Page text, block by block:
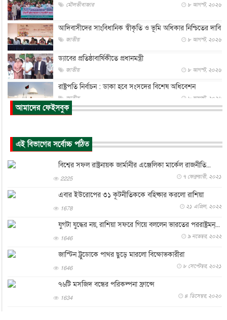
মৌলভীবাজার ৮ আগস্ট, ২০২৬
আদিবাসীদের সাংবিধানিক স্বীকৃতি ও ভূমি অধিকার নিশ্চিতের দাবি
জাতীয় ৮ আগস্ট, ২০২৬
ড্যাবের প্রতিষ্ঠাবার্ষিকীতে প্রধানমন্ত্রী
জাতীয় ৮ আগস্ট, ২০২৬
রাষ্ট্রপতি নির্বাচন : ডাকা হবে সংসদের বিশেষ অধিবেশন
জাতীয় ৮ আগস্ট, ২০২৬
প্রধানমন্ত্রীর সঙ্গে সাক্ষাতে খুদে শিল্পী অনুশ্রী রায়ের স্বপ...
পাকিস্তান-তুরস্কের সঙ্গে প্রতিরক্ষা চুক্তি সৌদি আরবকে কতটা ন...
৮ আগস্ট, ২০২৬
যুক্তরাজ্যে গ্রুমিং কেলেঙ্কারি : পাকিস্তানির অপরাধে অস্বস্তি...
আন্তর্জাতিক ৮ আগস্ট, ২০২৬
বিরোধ কাটিয়ে কূটনৈতিক সম্পর্ক পুনঃস্থাপন করছে মেক্সিকো ও
পের...
আন্তর্জাতিক ৮ আগস্ট, ২০২৬
বিনোদন
খেলাধুলা
আমাদের ফেইসবুক
এই বিভাগের সর্বোচ্চ পঠিত
বিশ্বের সফল রাষ্ট্রনায়ক জার্মানীর এঞ্জেলিকা মার্কেল রাজনীতি...
2225 ৭ ফেব্রুয়ারী, ২০২১
এবার ইউরোপের ৩১ কূটনীতিককে বহিষ্কার করলো রাশিয়া
1678 ২১ এপ্রিল, ২০২২
যুগটা যুদ্ধের নয়, রাশিয়া সফরে গিয়ে বললেন ভারতের পররাষ্ট্রমন্...
1646 ৯ নভেম্বর, ২০২২
জাস্টিন ট্রুডোকে পাথর ছুড়ে মারলো বিক্ষোভকারীরা
1646 ৮ সেপ্টেম্বর, ২০২১
৭৬টি মসজিদ বন্ধের পরিকল্পনা ফ্রান্সে
1634 ৪ ডিসেম্বর, ২০২০